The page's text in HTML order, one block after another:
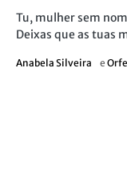
Tu, mulher sem
Deixas que as tuas
Anabela Silveira e